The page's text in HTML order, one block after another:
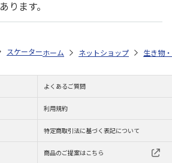
ります。
スケーター ボアタンク なりきりフード付き L
ホーム ネットショップ 生き物
よくあるご質問
利用規約
特定商取引法に基づく表記について
商品のご提案はこちら